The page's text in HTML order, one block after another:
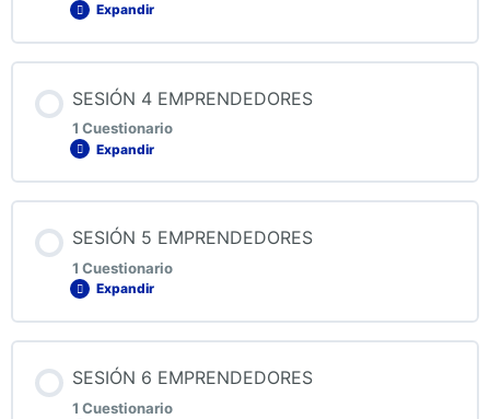
QUIZ 2 EMPRENDEDORES
Expandir
QUIZ 3 EMPRENDEDORES
SESIÓN 4 EMPRENDEDORES
1 Cuestionario
Expandir
QUIZ 4 EMPRENDEDORES
SESIÓN 5 EMPRENDEDORES
1 Cuestionario
Expandir
SESIÓN 6 EMPRENDEDORES
1 Cuestionario